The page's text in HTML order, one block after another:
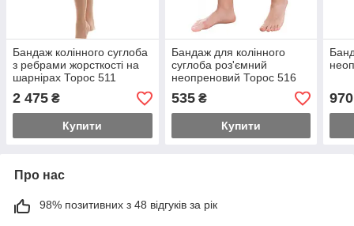
Бандаж колінного суглоба
з ребрами жорсткості на
шарнірах Торос 511
2 475 ₴
Купити
Бандаж для колінного
суглоба роз'ємний
неопреновий Торос 516
535₴
Купити
970
Про нас
98% позитивних з 48 відгуків за рік